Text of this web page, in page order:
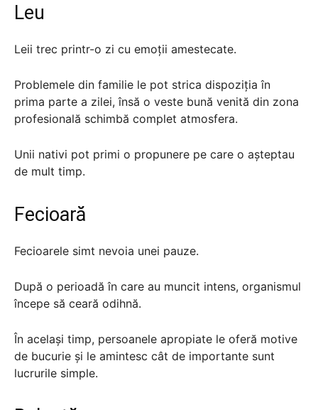
Leu
Leii trec printr-o zi cu emoții amestecate.
Problemele din familie le pot strica dispoziția în
prima parte a zilei, însă o veste bună venită din zona
profesională schimbă complet atmosfera.
Unii nativi pot primi o propunere pe care o așteptau
de mult timp.
Fecioară
Fecioarele simt nevoia unei pauze.
După o perioadă în care au muncit intens, organismul
începe să ceară odihnă.
În același timp, persoanele apropiate le oferă motive
de bucurie și le amintesc cât de importante sunt
lucrurile simple.